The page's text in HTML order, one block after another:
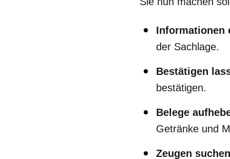
Informationen
der Sachlage.
Bestätigen
bestätigen.
Belege
Getränke und
Zeugen